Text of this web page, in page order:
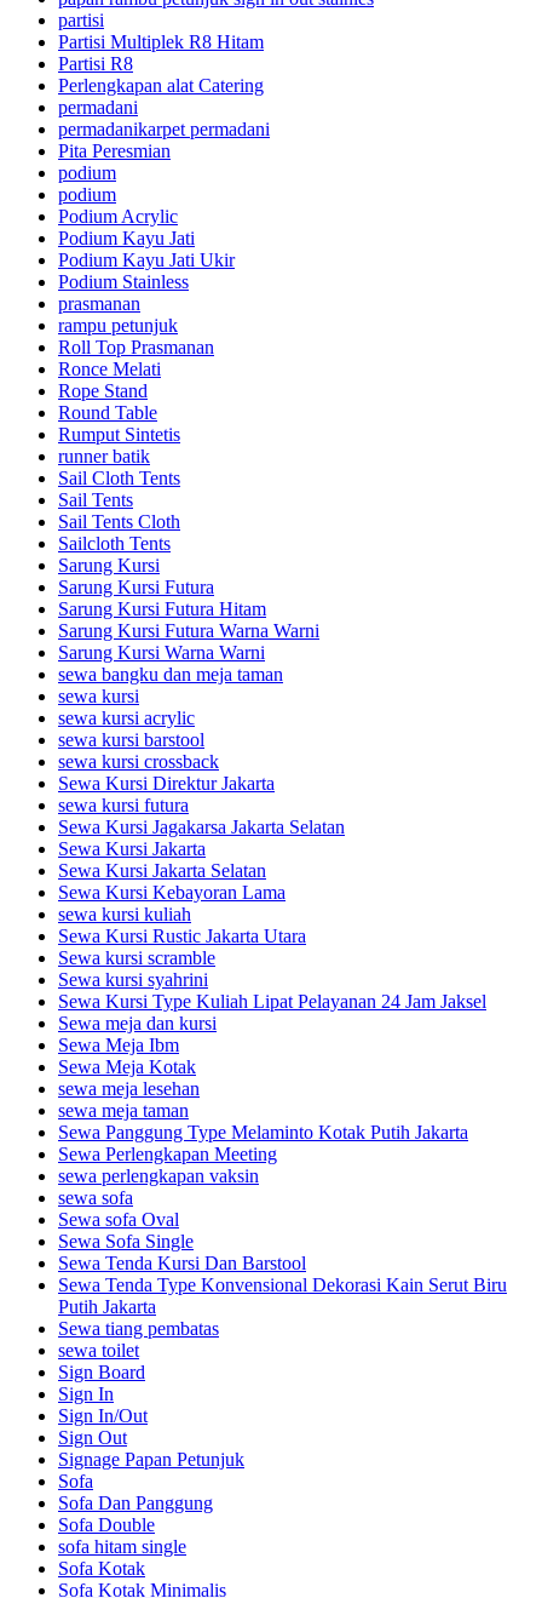
partisi
Partisi Multiplek R8 Hitam
Partisi R8
Perlengkapan alat Catering
permadani
permadanikarpet permadani
Pita Peresmian
podium
podium
Podium Acrylic
Podium Kayu Jati
Podium Kayu Jati Ukir
Podium Stainless
prasmanan
rampu petunjuk
Roll Top Prasmanan
Ronce Melati
Rope Stand
Round Table
Rumput Sintetis
runner batik
Sail Cloth Tents
Sail Tents
Sail Tents Cloth
Sailcloth Tents
Sarung Kursi
Sarung Kursi Futura
Sarung Kursi Futura Hitam
Sarung Kursi Futura Warna Warni
Sarung Kursi Warna Warni
sewa bangku dan meja taman
sewa kursi
sewa kursi acrylic
sewa kursi barstool
sewa kursi crossback
Sewa Kursi Direktur Jakarta
sewa kursi futura
Sewa Kursi Jagakarsa Jakarta Selatan
Sewa Kursi Jakarta
Sewa Kursi Jakarta Selatan
Sewa Kursi Kebayoran Lama
sewa kursi kuliah
Sewa Kursi Rustic Jakarta Utara
Sewa kursi scramble
Sewa kursi syahrini
Sewa Kursi Type Kuliah Lipat Pelayanan 24 Jam Jaksel
Sewa meja dan kursi
Sewa Meja Ibm
Sewa Meja Kotak
sewa meja lesehan
sewa meja taman
Sewa Panggung Type Melaminto Kotak Putih Jakarta
Sewa Perlengkapan Meeting
sewa perlengkapan vaksin
sewa sofa
Sewa sofa Oval
Sewa Sofa Single
Sewa Tenda Kursi Dan Barstool
Sewa Tenda Type Konvensional Dekorasi Kain Serut Biru
Putih Jakarta
Sewa tiang pembatas
sewa toilet
Sign Board
Sign In
Sign In/Out
Sign Out
Signage Papan Petunjuk
Sofa
Sofa Dan Panggung
Sofa Double
sofa hitam single
Sofa Kotak
Sofa Kotak Minimalis